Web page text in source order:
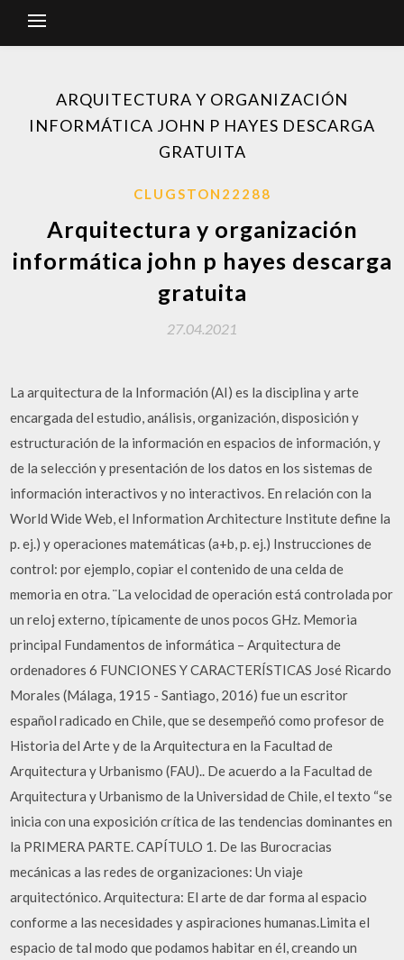
ARQUITECTURA Y ORGANIZACIÓN
INFORMÁTICA JOHN P HAYES DESCARGA
GRATUITA
CLUGSTON22288
Arquitectura y organización
informática john p hayes descarga
gratuita
27.04.2021
La arquitectura de la Información (AI) es la disciplina y arte
encargada del estudio, análisis, organización, disposición y
estructuración de la información en espacios de información, y
de la selección y presentación de los datos en los sistemas de
información interactivos y no interactivos. En relación con la
World Wide Web, el Information Architecture Institute define la
p. ej.) y operaciones matemáticas (a+b, p. ej.) Instrucciones de
control: por ejemplo, copiar el contenido de una celda de
memoria en otra. ¨La velocidad de operación está controlada por
un reloj externo, típicamente de unos pocos GHz. Memoria
principal Fundamentos de informática – Arquitectura de
ordenadores 6 FUNCIONES Y CARACTERÍSTICAS José Ricardo
Morales (Málaga, 1915 - Santiago, 2016) fue un escritor
español radicado en Chile, que se desempeñó como profesor de
Historia del Arte y de la Arquitectura en la Facultad de
Arquitectura y Urbanismo (FAU).. De acuerdo a la Facultad de
Arquitectura y Urbanismo de la Universidad de Chile, el texto “se
inicia con una exposición crítica de las tendencias dominantes en
la PRIMERA PARTE. CAPÍTULO 1. De las Burocracias
mecánicas a las redes de organizaciones: Un viaje
arquitectónico. Arquitectura: El arte de dar forma al espacio
conforme a las necesidades y aspiraciones humanas.Limita el
espacio de tal modo que podamos habitar en él, creando un